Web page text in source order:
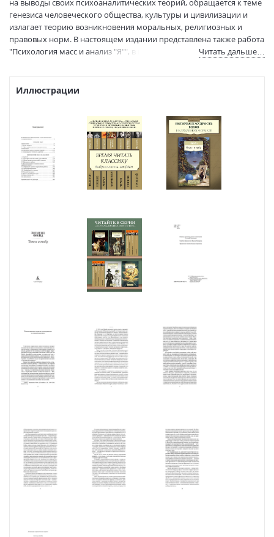
Вес:
165 гр.
Страниц:
320
Тираж:
5000 экз.
Код товара:
50016514
В продаже с:
на выводы своих психоаналитических теорий, обращается к теме
генезиса человеческого общества, культуры и цивилизации и
излагает теорию возникновения моральных, религиозных и
правовых норм. В настоящем издании представлена также работа
"Психология масс и анализ "Я"", в которой положения
современном переводе и снабжены подробным комментарием.
Читать дальше…
Иллюстрации